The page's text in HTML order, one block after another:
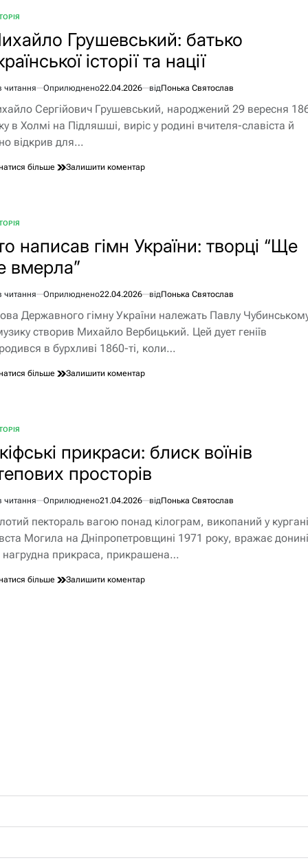
диктатора
1940-
го
Грушевський: батько
історії та нації
читання Оприлюднено22.04.2026 відПонька Святослав
Сергійович Грушевський, народжений 29 вересня
в Холмі на Підляшші, виріс у родині вчителя-славіста й
відкрив для…
більше Залишити коментардо
та
нації
написав гімн України: творці “Ще
вмерла”
читання Оприлюднено22.04.2026 відПонька Святослав
Державного гімну України належать Павлу
створив Михайло Вербицький. Цей дует геніїв
в бурхливі 1860-ті, коли…
більше Залишити коментардо
“Ще
не
вмерла”
прикраси: блиск воїнів
просторів
читання Оприлюднено21.04.2026 відПонька Святослав
пектораль вагою понад кілограм, викопаний у кургані
Могила на Дніпропетровщині 1971 року, вражає
нагрудна прикраса, прикрашена…
більше Залишити коментардо